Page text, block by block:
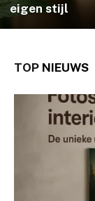
eigen stijl
TOP NIEUWS